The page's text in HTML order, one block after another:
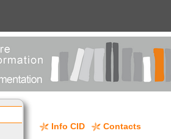
Info CID Contacts